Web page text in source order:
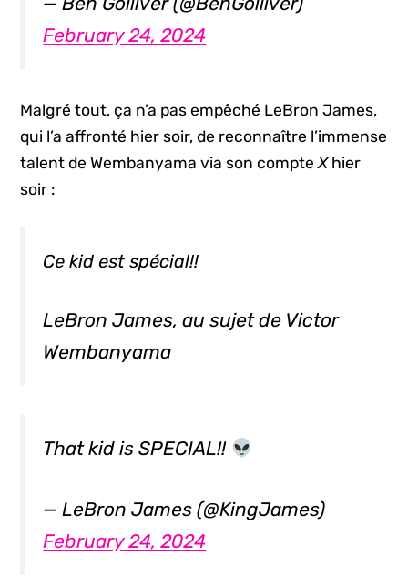
February 24, 2024
Malgré tout, ça n’a pas empêché LeBron James,
qui l’a affronté hier soir, de reconnaître l’immense
talent de Wembanyama via son compteXhier
soir :
Cekid est spécial!!
LeBron James, au sujet de Victor
Wembanyama
That kid is SPECIAL!!
— LeBron James (@KingJames)
February 24, 2024